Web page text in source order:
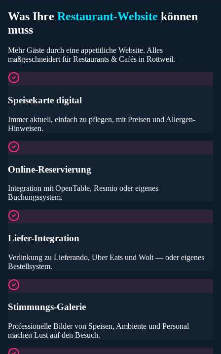
Was Ihre Restaurant-Website können
muss
Mehr Gäste durch eine appetitliche Website. Alles
maßgeschneidert fürRestaurants & Cafés in Rottweil.
Speisekarte digital
Immer aktuell, einfach zu pflegen, mit Preisen und Allergen-
Hinweisen.
Online-Reservierung
Integration mit OpenTable, Resmio oder eigenes
Buchungssystem.
Liefer-Integration
Verlinkung zu Lieferando, Uber Eats und Wolt — oder eigenes
Bestellsystem.
Stimmungs-Galerie
Professionelle Bilder von Speisen, Ambiente und Personal
machen Lust auf den Besuch.